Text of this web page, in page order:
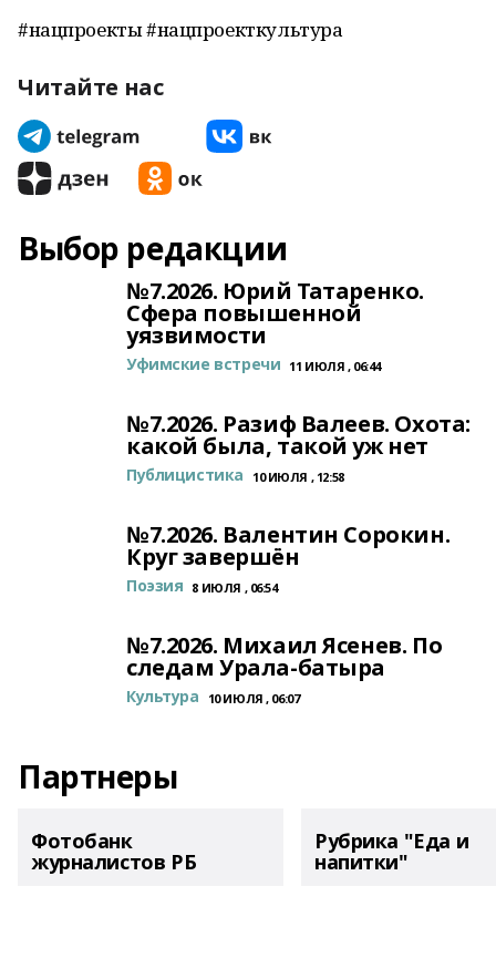
#нацпроекты #нацпроекткультура
Читайте нас
Выбор редакции
№7.2026. Юрий Татаренко.
Сфера повышенной
уязвимости
Уфимские встречи 11 ИЮЛЯ , 06:44
№7.2026. Разиф Валеев. Охота:
какой была, такой уж нет
Публицистика 10 ИЮЛЯ , 12:58
№7.2026. Валентин Сорокин.
Круг завершён
Поэзия 8 ИЮЛЯ , 06:54
№7.2026. Михаил Ясенев. По
следам Урала-батыра
Культура 10 ИЮЛЯ , 06:07
Партнеры
Фотобанк
журналистов РБ
Рубрика "Еда и
напитки"